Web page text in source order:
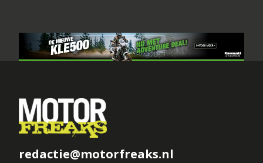
redactie@motorfreaks.nl